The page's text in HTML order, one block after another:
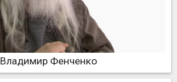
Владимир Фенченко